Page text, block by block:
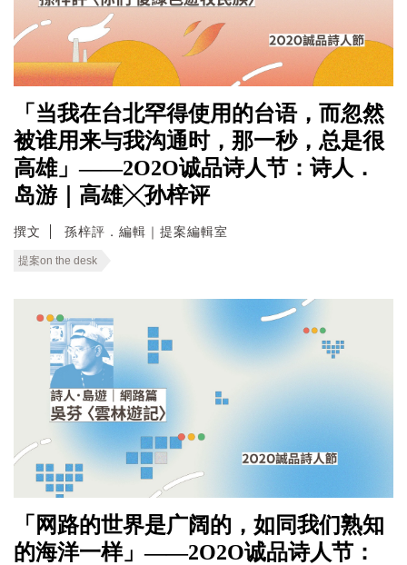
「当我在台北罕得使用的台语，而忽然
被谁用来与我沟通时，那一秒，总是很
高雄」——2O2O诚品诗人节：诗人．
岛游｜高雄╳孙梓评
撰文 孫梓評．編輯｜提案編輯室
提案on the desk
「网路的世界是广阔的，如同我们熟知
的海洋一样」——2O2O诚品诗人节：